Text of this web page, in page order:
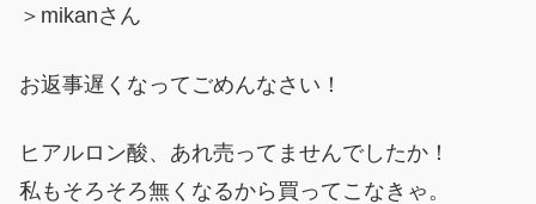
＞mikanさん
お返事遅くなってごめんなさい！
ヒアルロン酸、あれ売ってませんでしたか！
私もそろそろ無くなるから買ってこなきゃ。